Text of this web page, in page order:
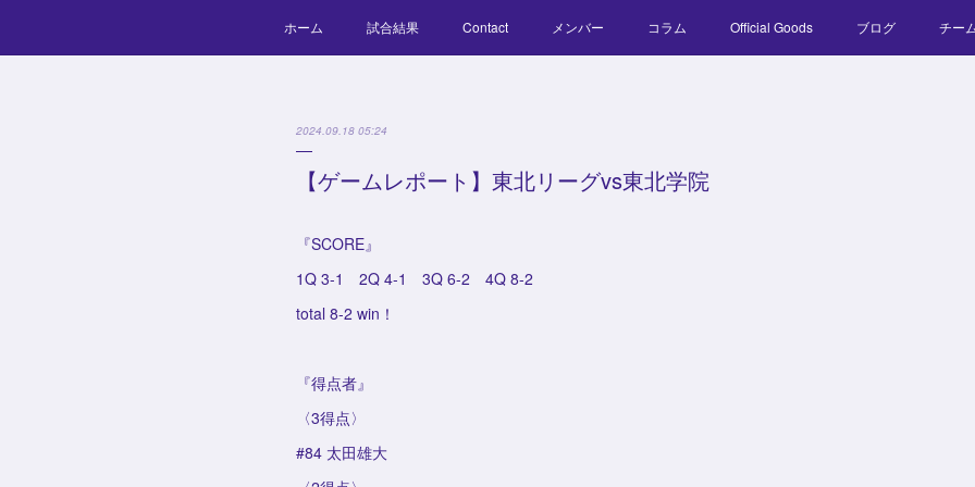
ホーム 試合結果 Contact メンバー コラム Official Goods ブログ チー
2024.09.18 05:24
【ゲームレポート】東北リーグvs東北学院
『SCORE』
1Q 3-1 2Q 4-1 3Q 6-2 4Q 8-2
total 8-2 win！
『得点者』
〈3得点〉
#84 太田雄大